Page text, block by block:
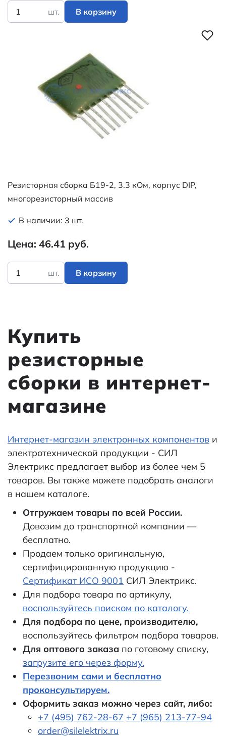
шт. В корзину
Резисторная сборка Б19-2, 3.3 кОм, корпус DIP,
многорезисторный массив
В наличии: 3 шт.
Цена: 46.41 руб.
шт. В корзину
Купить
резисторные
сборки в интернет-
магазине
Интернет-магазин электронных компонентов и
электротехнической продукции - СИЛ
Электрикс предлагает выбор из более чем 5
товаров. Вы также можете подобрать аналоги
в нашем каталоге.
Отгружаем товары по всей России.
Довозим до транспортной компании —
бесплатно.
Продаем только оригинальную,
сертифицированную продукцию -
Сертификат ИСО 9001 СИЛ Электрикс.
Для подбора товара по артикулу,
воспользуйтесь поиском по каталогу.
Для подбора по цене, производителю,
воспользуйтесь фильтром подбора товаров.
Для оптового заказа по готовому списку,
загрузите его через форму.
Перезвоним сами и бесплатно
проконсультируем.
Оформить заказ можно через сайт, либо:
+7 (495) 762-28-67 +7 (965) 213-77-94
order@silelektrix.ru